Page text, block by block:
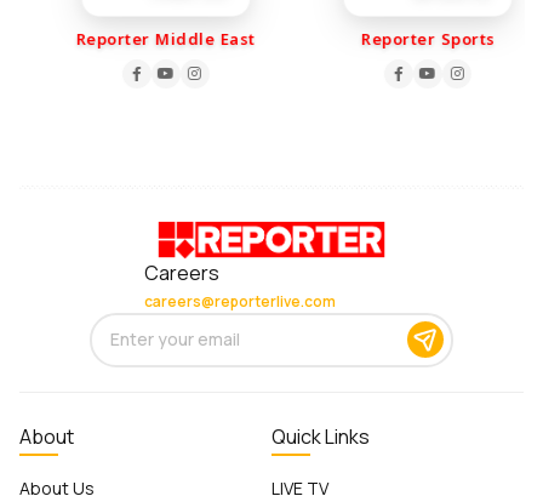
Reporter Middle East Reporter Sports
Careers
careers@reporterlive.com
About
About Us
Quick Links
LIVE TV